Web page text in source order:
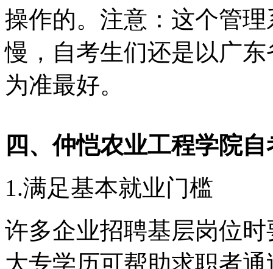
操作的。注意：这个管
慢，自考生们还是以广
为准最好。
四、仲恺农业工程学院自
1.满足基本就业门槛
许多企业招聘基层岗位
大专学历可帮助求职者